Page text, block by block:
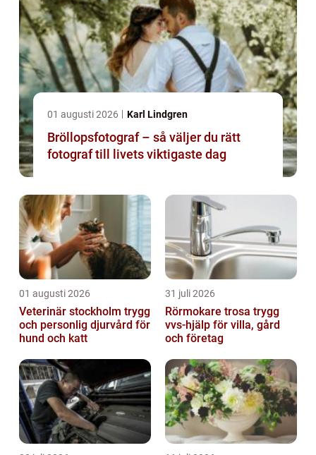
01 augusti 2026 Karl Lindgren
Bröllopsfotograf – så väljer du rätt
fotograf till livets viktigaste dag
01 augusti 2026
Veterinär stockholm trygg
och personlig djurvård för
hund och katt
31 juli 2026
Rörmokare trosa trygg
vvs-hjälp för villa, gård
och företag